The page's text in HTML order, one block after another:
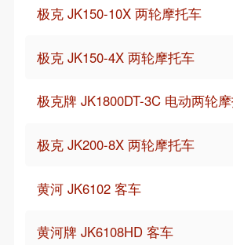
极克 JK150-10X 两轮摩托车
极克 JK150-4X 两轮摩托车
极克牌 JK1800DT-3C 电动两轮
极克 JK200-8X 两轮摩托车
黄河 JK6102 客车
黄河牌 JK6108HD 客车